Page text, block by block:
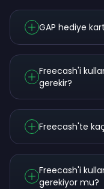
GAP hediye
Freecash'i
gerekir?
Freecash'te
Freecash'i
gerekiyor mu?